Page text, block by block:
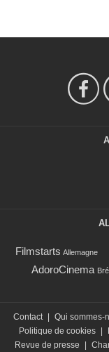
Filmstarts Allemagne
AdoroCinema
Contact | Qui sommes-
Politique de cookies |
Revue de presse
|